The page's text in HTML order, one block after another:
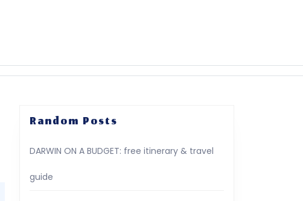
Random Posts
DARWIN ON A BUDGET: free itinerary & travel
guide